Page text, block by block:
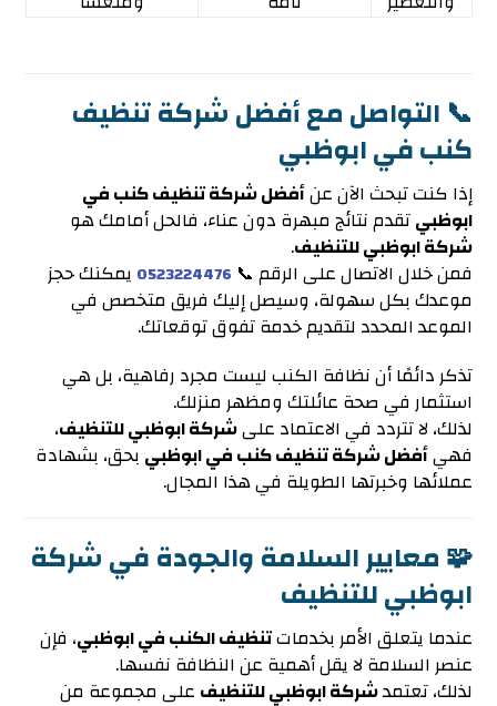
📞 التواصل مع أفضل شركة تنظيف
كنب في ابوظبي
إذا كنت تبحث الآن عنأفضل شركة تنظيف كنب في
ابوظبيتقدم نتائج مبهرة دون عناء، فالحل أمامك هو
شركة ابوظبي للتنظيف.
فمن خلال الاتصال على الرقم 📞 0523224476 يمكنك حجز
موعدك بكل سهولة، وسيصل إليك فريق متخصص في
الموعد المحدد لتقديم خدمة تفوق توقعاتك.
تذكر دائمًا أن نظافة الكنب ليست مجرد رفاهية، بل هي
استثمار في صحة عائلتك ومظهر منزلك.
لذلك، لا تتردد في الاعتماد علىشركة ابوظبي للتنظيف،
فهيأفضل شركة تنظيف كنب في ابوظبي بحق، بشهادة
عملائها وخبرتها الطويلة في هذا المجال.
🧩 معايير السلامة والجودة في شركة
ابوظبي للتنظيف
عندما يتعلق الأمر بخدماتتنظيف الكنب في ابوظبي، فإن
عنصر السلامة لا يقل أهمية عن النظافة نفسها.
لذلك، تعتمدشركة ابوظبي للتنظيف على مجموعة من